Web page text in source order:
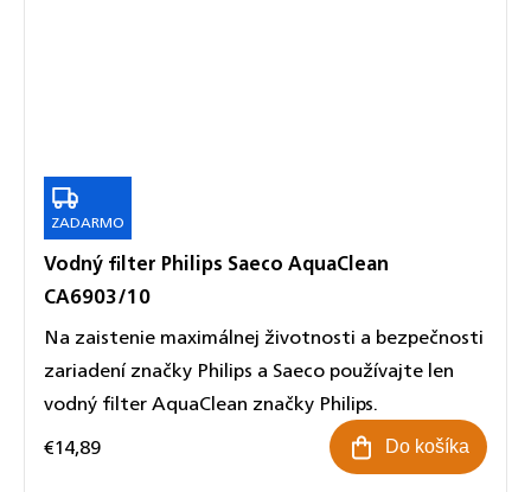
ZADARMO
ZADARMO
Vodný filter Philips Saeco AquaClean
CA6903/10
€14,89 Do košíka
Na zaistenie maximálnej životnosti a bezpečnosti
zariadení značky Philips a Saeco používajte len
vodný filter AquaClean značky Philips.